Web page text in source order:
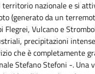
nazionale e si
(generato da un
Flegrei, Vulcano e
precipitazioni
che è completamente
Stefano Stefoni -. Una